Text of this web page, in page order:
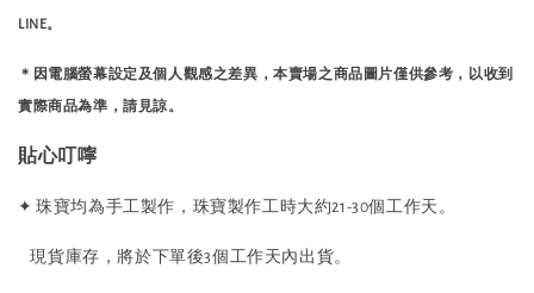
LINE。
＊ 因電腦螢幕設定及個人觀感之差異，本賣場之商品圖片僅供參考，以收到
實際商品為準，請見諒。
貼心叮嚀
✦ 珠寶均為手工製作，珠寶製作工時大約21-30個工作天。
現貨庫存，將於下單後3個工作天內出貨。